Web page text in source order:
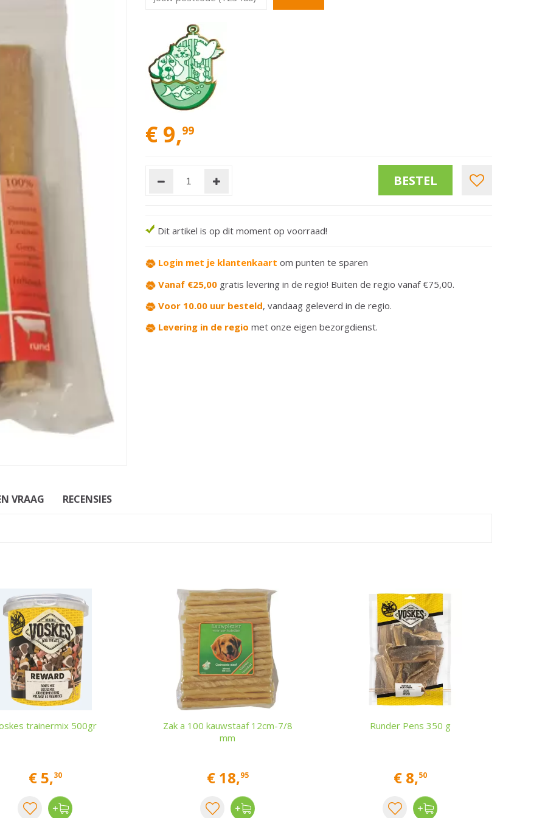
€ 9,99
Dit artikel is op dit moment op voorraad!
Login met je klantenkaart om punten te sparen
Vanaf €25,00 gratis levering in de regio! Buiten de regio vanaf €75,00.
Voor 10.00 uur besteld, vandaag geleverd in de regio.
Levering in de regio met onze eigen bezorgdienst.
VRAAG RECENSIES
trainermix 500gr
€ 5,30
Zak a 100 kauwstaaf 12cm-7/8
mm
€ 18,95
Runder Pens 350 g
€ 8,50